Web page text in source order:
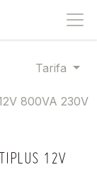
Tarifa
12V